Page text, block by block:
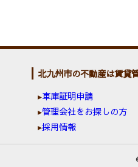
北九州市の不動産は賃貸
車庫証明申請
管理会社をお探しの方
採用情報